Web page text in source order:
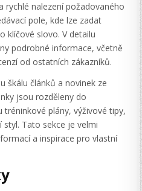
nalezení požadovaného
pole, kde lze zadat
klíčové slovo. V detailu
podrobné informace, včetně
od ostatních zákazníků.
škálu článků a novinek ze
jsou rozděleny do
plány, výživové tipy,
styl. Tato sekce je velmi
a inspirace pro vlastní